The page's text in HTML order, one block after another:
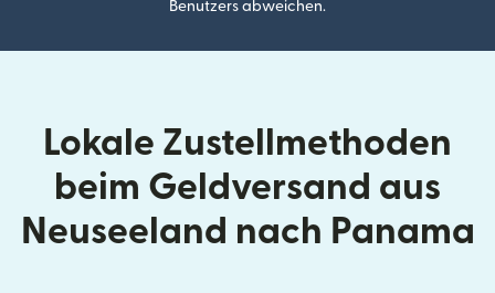
Benutzers abweichen.
Lokale Zustellmethoden
beim Geldversand aus
Neuseeland nach Panama